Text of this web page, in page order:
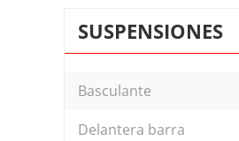
SUSPENSIONES
Basculante
Delantera barra